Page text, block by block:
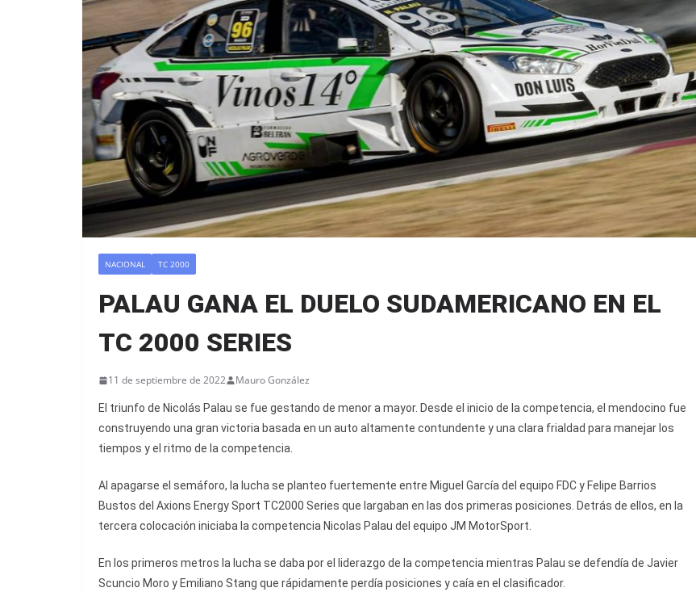
NACIONAL TC 2000
PALAU GANA EL DUELO SUDAMERICANO EN EL
TC 2000 SERIES
11 de septiembre de 2022 Mauro González
El triunfo de Nicolás Palau se fue gestando de menor a mayor. Desde el inicio de la competencia, el mendocino fue
construyendo una gran victoria basada en un auto altamente contundente y una clara frialdad para manejar los
tiempos y el ritmo de la competencia.
Al apagarse el semáforo, la lucha se planteo fuertemente entre Miguel García del equipo FDC y Felipe Barrios
Bustos del Axions Energy Sport TC2000 Series que largaban en las dos primeras posiciones. Detrás de ellos, en la
tercera colocación iniciaba la competencia Nicolas Palau del equipo JM MotorSport.
En los primeros metros la lucha se daba por el liderazgo de la competencia mientras Palau se defendía de Javier
Scuncio Moro y Emiliano Stang que rápidamente perdía posiciones y caía en el clasificador.